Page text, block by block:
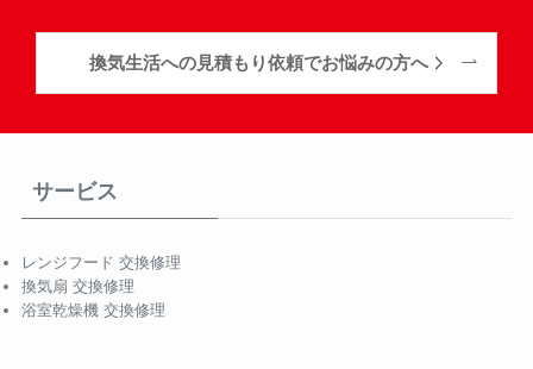
換気生活への見積もり依頼でお悩みの方へ
サービス
レンジフード 交換修理
換気扇 交換修理
浴室乾燥機 交換修理